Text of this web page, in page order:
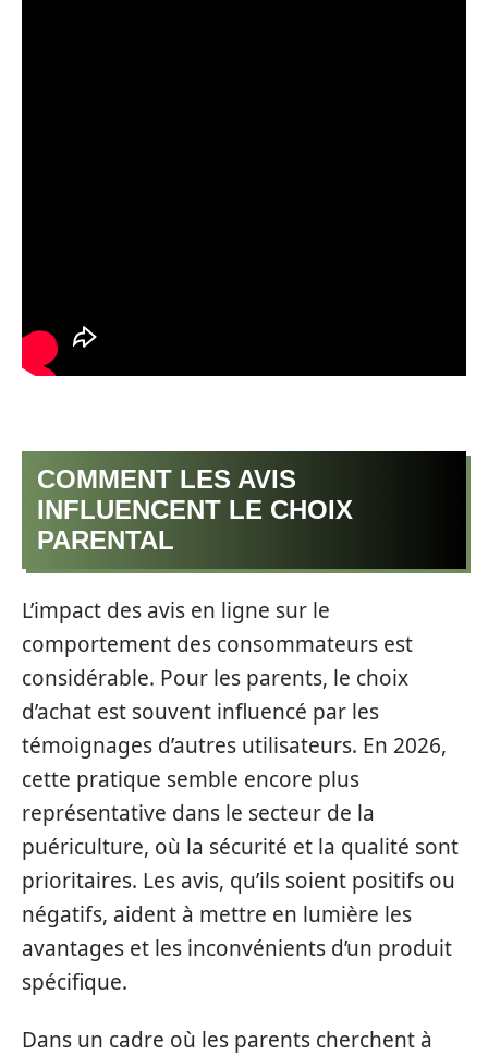
COMMENT LES AVIS
INFLUENCENT LE CHOIX
PARENTAL
L’impact des avis en ligne sur le
comportement des consommateurs est
considérable. Pour les parents, le choix
d’achat est souvent influencé par les
témoignages d’autres utilisateurs. En 2026,
cette pratique semble encore plus
représentative dans le secteur de la
puériculture, où la sécurité et la qualité sont
prioritaires. Les avis, qu’ils soient positifs ou
négatifs, aident à mettre en lumière les
avantages et les inconvénients d’un produit
spécifique.
Dans un cadre où les parents cherchent à